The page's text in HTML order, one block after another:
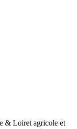
& Loiret agricole et